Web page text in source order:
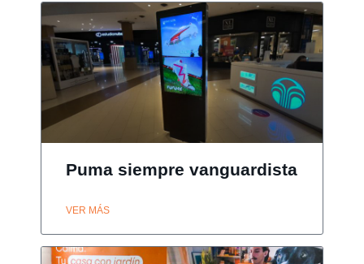
Puma siempre vanguardista
VER MÁS